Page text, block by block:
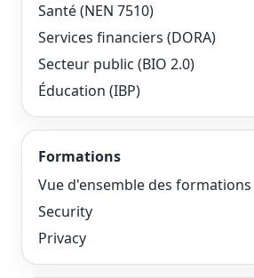
Santé (NEN 7510)
Services financiers (DORA)
Secteur public (BIO 2.0)
Éducation (IBP)
Formations
Vue d'ensemble des formations
Security
Privacy